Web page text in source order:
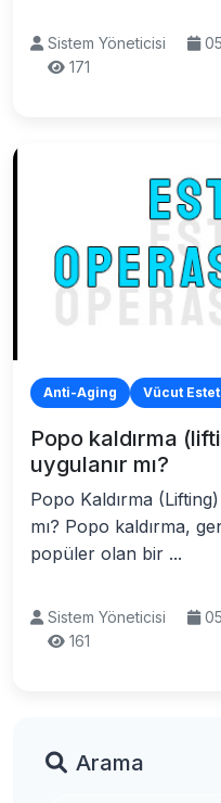
Sistem Yöneticisi
171
Anti-Aging Vücut
Popo kaldırma
uygulanır mı?
Popo Kaldırma
mı? Popo kaldırma,
popüler olan bir ...
Sistem Yöneticisi
161
Arama